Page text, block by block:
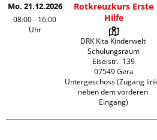
Mo. 21.12.2026
08:00 - 16:00
Uhr
Rotkreuzkurs Erste
Hilfe
DRK Kita Kinderwelt
Schulungsraum
Eiselstr.  139
07549 Gera
Untergeschoss (Zugang
neben dem vorderen
Eingang)